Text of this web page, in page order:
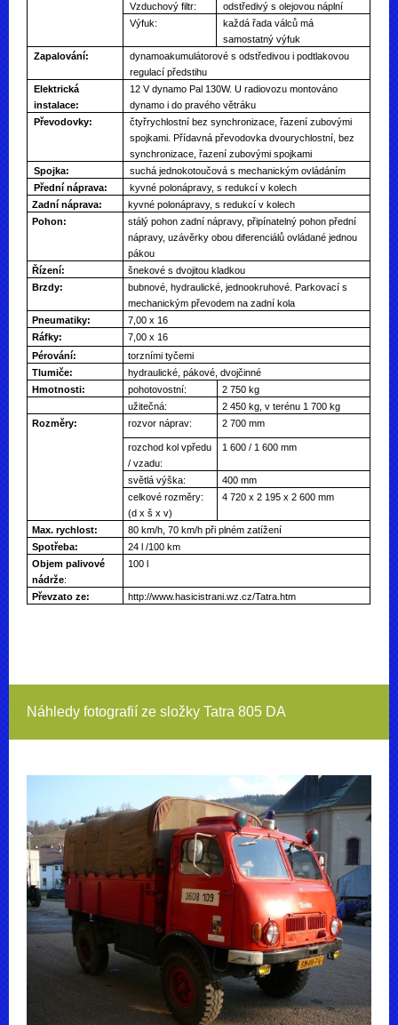
Vzduchový filtr:
odstředivý s olejovou náplní
Výfuk:
každá řada válců má
samostatný výfuk
Zapalování:
dynamoakumulátorové s odstředivou i podtlakovou
regulací předstihu
Elektrická
instalace:
12 V dynamo Pal 130W. U radiovozu montováno
dynamo i do pravého větráku
Převodovky:
čtyřrychlostní bez synchronizace, řazení zubovými
spojkami. Přídavná převodovka dvourychlostní, bez
synchronizace, řazení zubovými spojkami
Spojka:
suchá jednokotoučová s mechanickým ovládáním
Přední náprava:
kyvné polonápravy, s redukcí v kolech
Zadní náprava:
kyvné polonápravy, s redukcí v kolech
Pohon:
stálý pohon zadní nápravy, připínatelný pohon přední
nápravy, uzávěrky obou diferenciálů ovládané jednou
pákou
Řízení:
šnekové s dvojitou kladkou
Brzdy:
bubnové, hydraulické, jednookruhové. Parkovací s
mechanickým převodem na zadní kola
Pneumatiky:
7,00 x 16
Ráfky:
7,00 x 16
Pérování:
torzními tyčemi
Tlumiče:
hydraulické, pákové, dvojčinné
Hmotnosti:
pohotovostní:
2 750 kg
užitečná:
2 450 kg, v terénu 1 700 kg
Rozměry:
rozvor náprav: 2 700 mm
rozchod kol vpředu
/ vzadu:
1 600 / 1 600 mm
světlá výška:
400 mm
celkové rozměry:
(d x š x v)
4 720 x 2 195 x 2 600 mm
Max. rychlost:
80 km/h, 70 km/h při plném zatížení
Spotřeba:
24 l /100 km
Objem palivové
nádrže:
100 l
Převzato ze: http://www.hasicistrani.wz.cz/Tatra.htm
Náhledy fotografií ze složky Tatra 805 DA